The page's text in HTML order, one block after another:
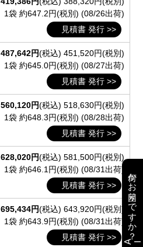
1袋 約647.2円(税別) (08/26出荷)
見積書 発行 >>
487,642円(税込) 451,520円(税別)
1袋 約645.0円(税別) (08/27出荷)
見積書 発行 >>
560,120円(税込) 518,630円(税別)
1袋 約648.3円(税別) (08/28出荷)
見積書 発行 >>
628,020円(税込) 581,500円(税別)
1袋 約646.1円(税別) (08/31出荷)
見積書 発行 >>
695,434円(税込) 643,920円(税別)
1袋 約643.9円(税別) (08/31出荷)
見積書 発行 >>
何かお困りですか？
AI